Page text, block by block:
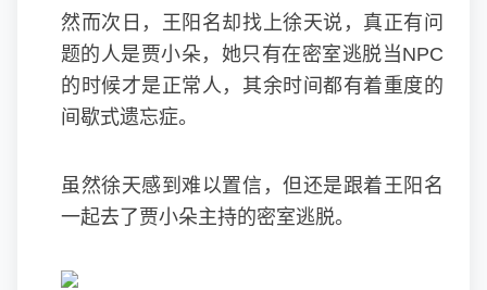
然而次日，王阳名却找上徐天说，真正有问
题的人是贾小朵，她只有在密室逃脱当NPC
的时候才是正常人，其余时间都有着重度的
间歇式遗忘症。
虽然徐天感到难以置信，但还是跟着王阳名
一起去了贾小朵主持的密室逃脱。